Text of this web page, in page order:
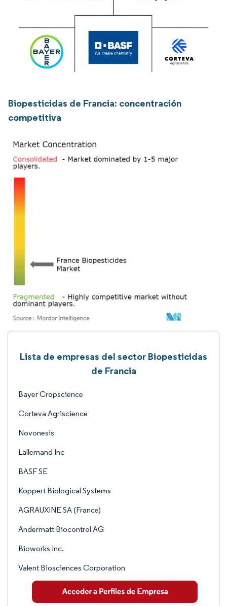
Biopesticidas de Francia: concentración
competitiva
Lista de empresas del sector Biopesticidas
de Francia
Bayer Cropscience
Corteva Agriscience
Novonesis
Lallemand Inc
BASF SE
Koppert Biological Systems
AGRAUXINE SA (France)
Andermatt Biocontrol AG
Bioworks Inc.
Valent Biosciences Corporation